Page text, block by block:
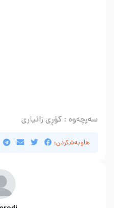
سەرچەوە : کۆڕی زانیاری
هاوبەشکردن: